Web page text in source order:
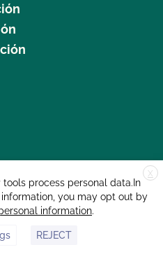
X
process personal data.In
you may opt out by
information.
REJECT